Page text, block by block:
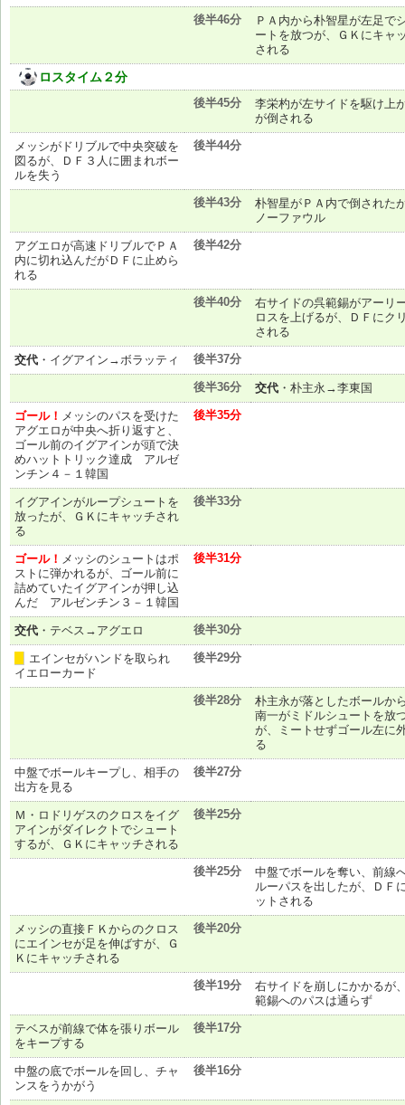
後半46分
ＰＡ内から朴智星が左足で
ートを放つが、ＧＫにキャ
される
ロスタイム２分
後半45分
李栄杓が左サイドを駆け上
が倒される
メッシがドリブルで中央突破を
図るが、ＤＦ３人に囲まれボー
ルを失う
後半44分
後半43分
朴智星がＰＡ内で倒された
ノーファウル
アグエロが高速ドリブルでＰＡ
内に切れ込んだがＤＦに止めら
れる
後半42分
後半40分
右サイドの呉範錫がアーリ
ロスを上げるが、ＤＦにク
される
交代 ・イグアイン→ボラッティ 後半37分
後半36分 交代 ・朴主永→李東国
ゴール！ メッシのパスを受けた
アグエロが中央へ折り返すと、
ゴール前のイグアインが頭で決
めハットトリック達成 アルゼ
ンチン４－１韓国
後半35分
イグアインがループシュートを
放ったが、ＧＫにキャッチされ
る
後半33分
ゴール！ メッシのシュートはポ
ストに弾かれるが、ゴール前に
詰めていたイグアインが押し込
んだ アルゼンチン３－１韓国
後半31分
交代 ・テベス→アグエロ 後半30分
エインセがハンドを取られ
イエローカード
後半29分
後半28分
朴主永が落としたボールか
南一がミドルシュートを放
が、ミートせずゴール左に
る
中盤でボールキープし、相手の
出方を見る
後半27分
Ｍ・ロドリゲスのクロスをイグ
アインがダイレクトでシュート
するが、ＧＫにキャッチされる
後半25分
後半25分
中盤でボールを奪い、前線
ルーパスを出したが、ＤＦ
ットされる
メッシの直接ＦＫからのクロス
にエインセが足を伸ばすが、Ｇ
Ｋにキャッチされる
後半20分
後半19分
右サイドを崩しにかかるが
範錫へのパスは通らず
テベスが前線で体を張りボール
をキープする
後半17分
中盤の底でボールを回し、チャ
ンスをうかがう
後半16分